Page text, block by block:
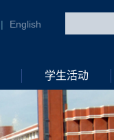
| English
学生活动